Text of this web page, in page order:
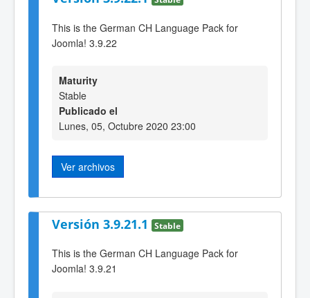
This is the German CH Language Pack for
Joomla! 3.9.22
Maturity
Stable
Publicado el
Lunes, 05, Octubre 2020 23:00
Ver archivos
Versión 3.9.21.1 Stable
This is the German CH Language Pack for
Joomla! 3.9.21